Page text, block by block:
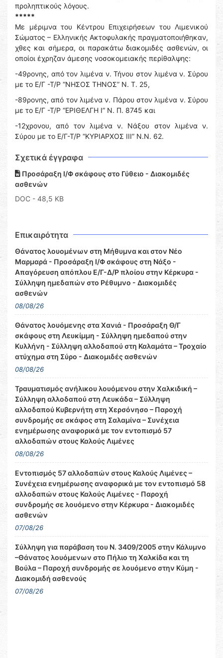
προληπτικούς λόγους.
*****
Με μέριμνα του Κέντρου Επιχειρήσεων του Λιμενικού
Σώματος – Ελληνικής Ακτοφυλακής πραγματοποιήθηκαν,
χθες και σήμερα, οι παρακάτω διακομιδές ασθενών, οι
οποίοι έχρηζαν άμεσης νοσοκομειακής περίθαλψης:
-49ρονης, από τον λιμένα ν. Τήνου στον λιμένα ν. Σύρου
με το Ε/Γ -Τ/Ρ “ΝΗΣΟΣ ΤΗΝΟΣ” Ν. Τ. 25,
-89ρονης, από τον λιμένα ν. Πάρου στον λιμένα ν. Σύρου
με το Ε/Γ -Τ/Ρ “ΕΡΙΘΕΛΓΗ Ι” Ν. Π. 8745 και
-12χρονου, από τον λιμένα ν. Νάξου στον λιμένα ν.
Σύρου με το Ε/Γ-Τ/Ρ “ΚΥΡΙΑΡΧΟΣ ΙΙΙ” Ν.Ν. 62.
Σχετικά έγγραφα
Προσάραξη Ι/Φ σκάφους στο Γύθειο - Διακομιδές
ασθενών
DOC - 48,5 KB
Επικαιρότητα
Θάνατος λουομένων στη Μήθυμνα και στον Νέο
Μαρμαρά - Προσάραξη Ι/Φ σκάφους στη Νάξο -
Απαγόρευση απόπλου Ε/Γ-Δ/Ρ πλοίου στην Κέρκυρα -
Σύλληψη ημεδαπών στο Ρέθυμνο - Διακομιδές
ασθενών
08/08/26
Θάνατος λουόμενης στα Χανιά - Προσάραξη Θ/Γ
σκάφους στη Λευκίμμη - Σύλληψη ημεδαπού στην
Κυλλήνη - Σύλληψη αλλοδαπού στη Καλαμάτα – Τροχαίο
ατύχημα στη Σύρο - Διακομιδές ασθενών
08/08/26
Τραυματισμός ανήλικου λουόμενου στην Χαλκιδική –
Σύλληψη αλλοδαπού στη Λευκάδα – Σύλληψη
αλλοδαπού Κυβερνήτη στη Χερσόνησο – Παροχή
συνδρομής σε σκάφος στη Σαλαμίνα – Συνέχεια
ενημέρωσης αναφορικά με τον εντοπισμό 57
αλλοδαπών στους Καλούς Λιμένες
08/08/26
Εντοπισμός 57 αλλοδαπών στους Καλούς Λιμένες –
Συνέχεια ενημέρωσης αναφορικά με τον εντοπισμό 58
αλλοδαπών στους Καλούς Λιμένες - Παροχή
συνδρομής σε λουόμενο στην Κέρκυρα - Διακομιδές
ασθενών
07/08/26
Σύλληψη για παράβαση του Ν. 3409/2005 στην Κάλυμνο
–Θάνατος λουόμενων στο Πήλιο τη Χαλκίδα και τη
Βούλα – Παροχή συνδρομής σε λουόμενο στην Κύμη -
Διακομιδή ασθενούς
07/08/26